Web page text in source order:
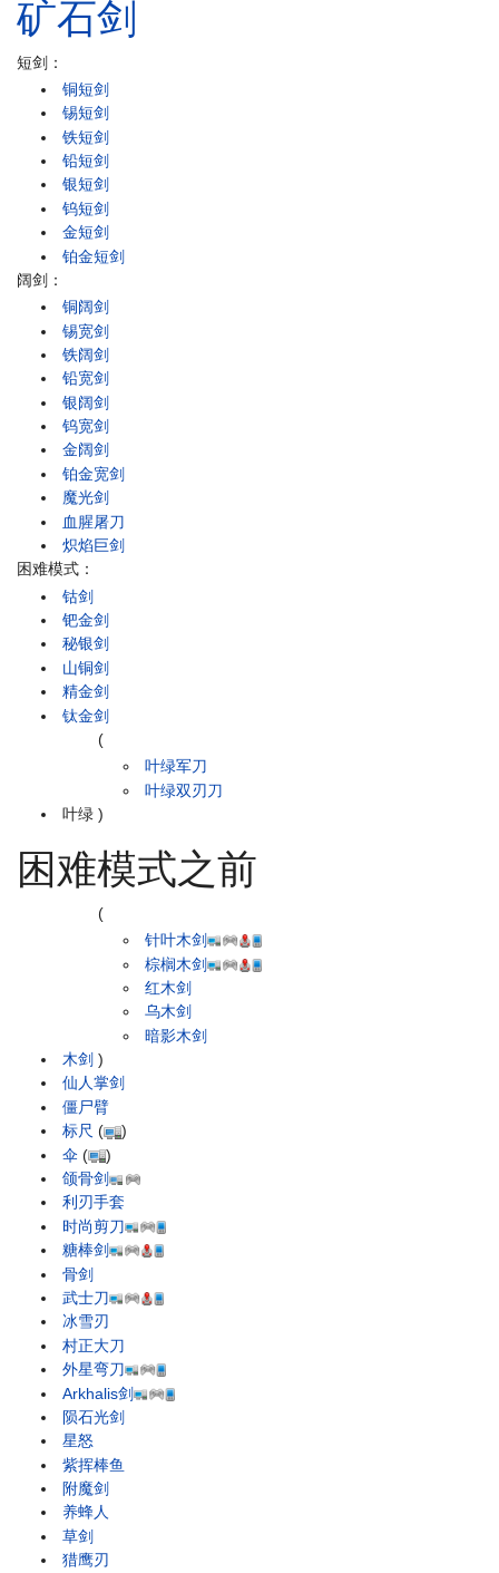
矿石剑
短剑：
铜短剑
锡短剑
铁短剑
铅短剑
银短剑
钨短剑
金短剑
铂金短剑
阔剑：
铜阔剑
锡宽剑
铁阔剑
铅宽剑
银阔剑
钨宽剑
金阔剑
铂金宽剑
魔光剑
血腥屠刀
炽焰巨剑
困难模式：
钴剑
钯金剑
秘银剑
山铜剑
精金剑
钛金剑
叶绿
(
叶绿军刀
叶绿双刃刀
)
困难模式之前
木剑
(
针叶木剑
棕榈木剑
红木剑
乌木剑
暗影木剑
)
仙人掌剑
僵尸臂
标尺 (
)
伞 (
)
颌骨剑
利刃手套
时尚剪刀
糖棒剑
骨剑
武士刀
冰雪刃
村正大刀
外星弯刀
Arkhalis剑
陨石光剑
星怒
紫挥棒鱼
附魔剑
养蜂人
草剑
猎鹰刃